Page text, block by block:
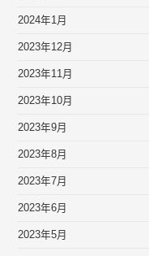
2024年1月
2023年12月
2023年11月
2023年10月
2023年9月
2023年8月
2023年7月
2023年6月
2023年5月